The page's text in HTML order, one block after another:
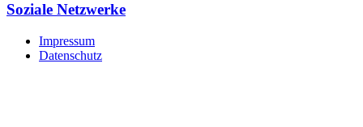
Soziale Netzwerke
Impressum
Datenschutz